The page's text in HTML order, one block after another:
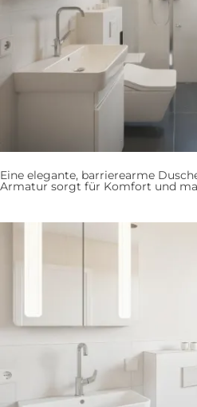
Eine elegante, barrierearme
Armatur sorgt für Komfort und